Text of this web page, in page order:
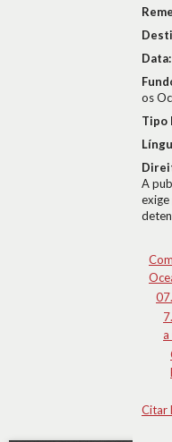
Data:
os
Tipo
A
a
Citar